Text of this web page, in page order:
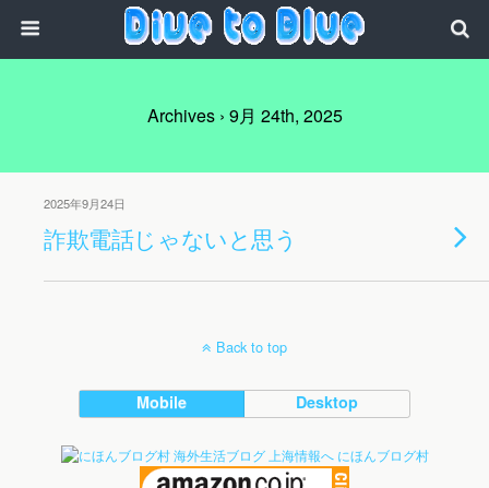
Archives › 9月 24th, 2025
2025年9月24日
詐欺電話じゃないと思う
Back to top
Mobile Desktop
にほんブログ村